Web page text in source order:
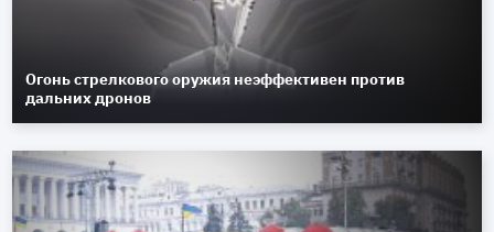
Огонь стрелкового оружия неэффективен против
дальних дронов